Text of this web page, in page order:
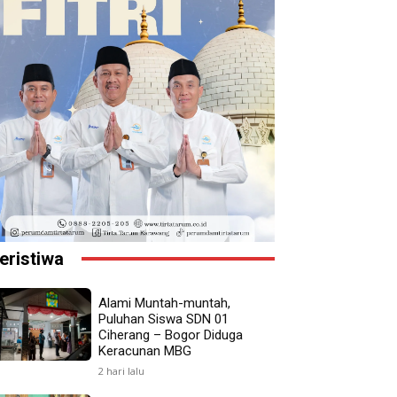
Alami Muntah-muntah,
Puluhan Siswa SDN 01
Ciherang – Bogor Diduga
Keracunan MBG
2 hari lalu